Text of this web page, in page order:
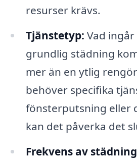
resurser krävs.
Tjänstetyp: Vad
grundlig städning
mer än en ytlig
behöver specifika
fönsterputsning eller
kan det påverka det
Frekvens av